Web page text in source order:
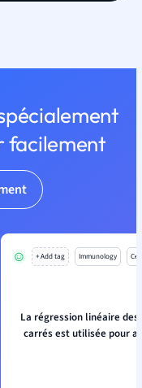
facilement
+ Add tag Immunology
La régression linéaire des
carrés est utilisée pour